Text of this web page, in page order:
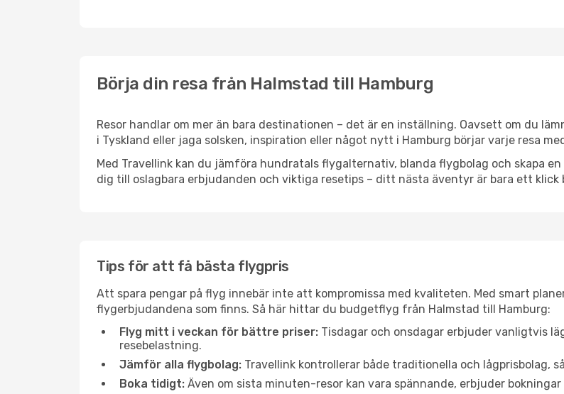
Börja din resa från Halmstad till Hamburg
Resor handlar om mer än bara destinationen – det är en inställning. Oavsett om du
i Tyskland eller jaga solsken, inspiration eller något nytt i Hamburg börjar varje resa
Med Travellink kan du jämföra hundratals flygalternativ, blanda flygbolag och skapa
dig till oslagbara erbjudanden och viktiga resetips – ditt nästa äventyr är bara ett klick
Tips för att få bästa flygpris
Att spara pengar på flyg innebär inte att kompromissa med kvaliteten. Med smart
flygerbjudandena som finns. Så här hittar du budgetflyg från Halmstad till Hamburg:
Flyg mitt i veckan för bättre priser: Tisdagar och onsdagar erbjuder vanligtvis
resebelastning.
Jämför alla flygbolag: Travellink kontrollerar både traditionella och lågprisbolag,
Boka tidigt: Även om sista minuten-resor kan vara spännande, erbjuder